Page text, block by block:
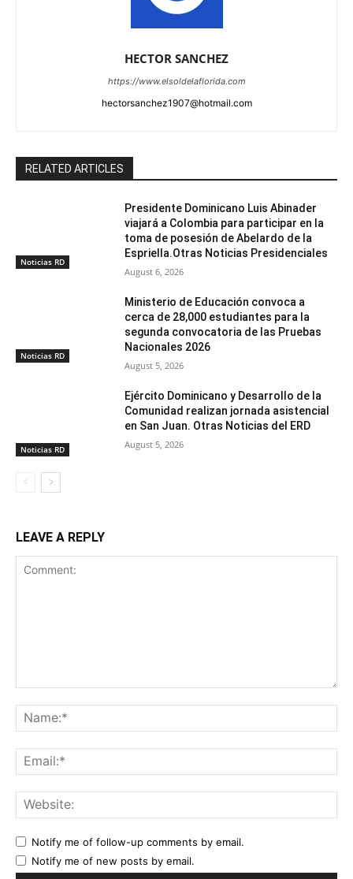
HECTOR SANCHEZ
https://www.elsoldelaflorida.com
hectorsanchez1907@hotmail.com
RELATED ARTICLES
Noticias RD
Presidente Dominicano Luis Abinader
viajará a Colombia para participar en la
toma de posesión de Abelardo de la
Espriella.Otras Noticias Presidenciales
August 6, 2026
Noticias RD
Ministerio de Educación convoca a
cerca de 28,000 estudiantes para la
segunda convocatoria de las Pruebas
Nacionales 2026
August 5, 2026
Noticias RD
Ejército Dominicano y Desarrollo de la
Comunidad realizan jornada asistencial
en San Juan. Otras Noticias del ERD
August 5, 2026
LEAVE A REPLY
Notify me of follow-up comments by email.
Notify me of new posts by email.